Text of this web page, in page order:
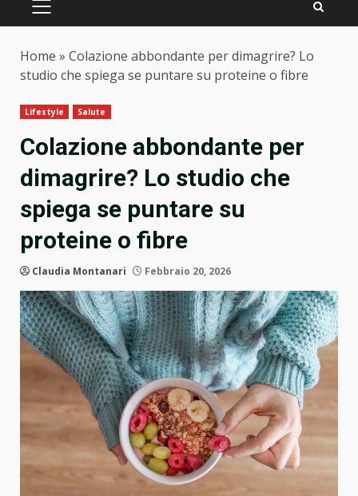
PRIMARY
Home » Colazione abbondante per dimagrire? Lo
studio che spiega se puntare su proteine o fibre
Lifestyle Salute
Colazione abbondante per
dimagrire? Lo studio che
spiega se puntare su
proteine o fibre
Claudia Montanari Febbraio 20, 2026